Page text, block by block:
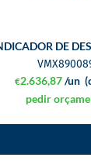
DE
€2.636,87/un
pedir